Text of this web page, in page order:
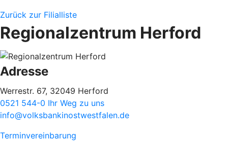
Zurück zur Filialliste
Regionalzentrum Herford
Adresse
Werrestr. 67, 32049 Herford
0521 544-0 Ihr Weg zu uns
info@volksbankinostwestfalen.de
Terminvereinbarung